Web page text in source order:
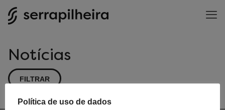
Notícias
FILTRAR
Política de uso de dados